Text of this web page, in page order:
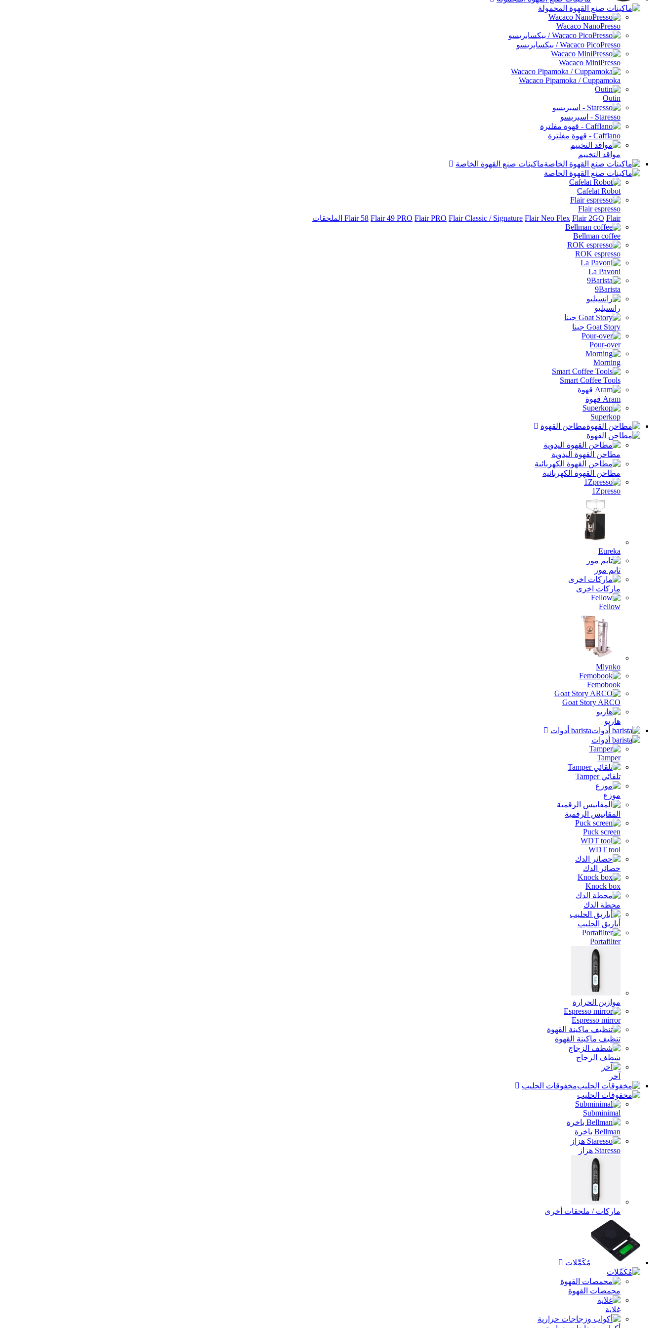
Wacaco NanoPresso
Wacaco PicoPresso / بيكسابريسو
Wacaco MiniPresso
Wacaco Pipamoka / Cuppamoka
Outin
Staresso - اسبريسو
Cafflano - قهوة مفلترة
مواقد التخييم
ماكينات صنع القهوة الخاصة
Cafelat Robot
Flair espresso
Flair 58 Flair 49 PRO Flair PRO Flair Classic / Signature Flair Neo Flex Flair 2GO Flair الملحقات
Bellman coffee
ROK espresso
La Pavoni
9Barista
رانسيليو
Goat Story جينا
Pour-over
Morning
Smart Coffee Tools
Aram قهوة
Superkop
مطاحن القهوة
مطاحن القهوة اليدوية
مطاحن القهوة الكهربائية
1Zpresso
Eureka
تايم مور
ماركات اخرى
Fellow
Mlynko
Femobook
Goat Story ARCO
هاريو
barista أدوات
Tamper
تلقائي Tamper
موزع
المقاييس الرقمية
Puck screen
WDT tool
حصائر الدك
Knock box
محطة الدك
أباريق الحليب
Portafilter
موازين الحرارة
Espresso mirror
تنظيف ماكينة القهوة
شطف الزجاج
آخر
مخفوقات الحليب
Subminimal
Bellman باخرة
Staresso هزاز
ماركات / ملحقات أخرى
مُكَمِّلات
محمصات القهوة
غلاية